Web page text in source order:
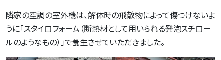
隣家の空調の室外機は、解体時の飛散物によって傷つけないよ
うに「スタイロフォーム（断熱材として用いられる発泡スチロー
ルのようなもの）」で養生させていただきました。